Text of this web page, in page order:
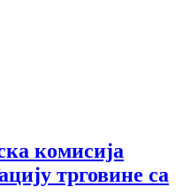
комисија
трговине са